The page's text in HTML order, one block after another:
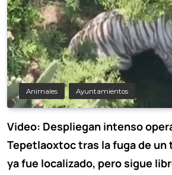
Animales Ayuntamientos
Video: Despliegan intenso
Tepetlaoxtoc tras la fuga de un
ya fue localizado, pero sigue